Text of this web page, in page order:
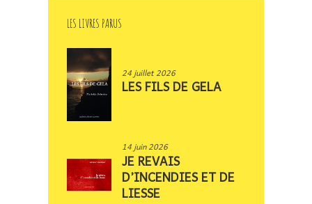
LES LIVRES PARUS
24 juillet 2026
LES FILS DE GELA
14 juin 2026
JE REVAIS
D’INCENDIES ET DE
LIESSE